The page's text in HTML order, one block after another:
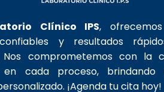
Clínico IPS,
y resultados
Nos comprometemos con la
en cada proceso, brindando
¡Agenda tu cita hoy!